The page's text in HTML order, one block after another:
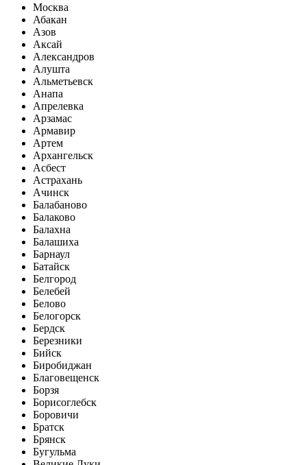
Москва
Абакан
Азов
Аксай
Александров
Алушта
Альметьевск
Анапа
Апрелевка
Арзамас
Армавир
Артем
Архангельск
Асбест
Астрахань
Ачинск
Балабаново
Балаково
Балахна
Балашиха
Барнаул
Батайск
Белгород
Белебей
Белово
Белогорск
Бердск
Березники
Бийск
Биробиджан
Благовещенск
Борзя
Борисоглебск
Боровичи
Братск
Брянск
Бугульма